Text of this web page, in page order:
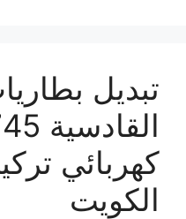
تبديل
كهربائي
الكويت